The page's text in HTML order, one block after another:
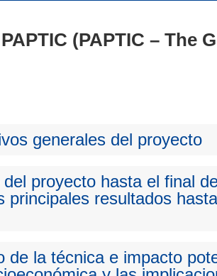
(PAPTIC – The
generales del proyecto
proyecto hasta el final
principales resultados
de la técnica e impacto